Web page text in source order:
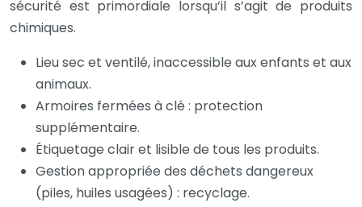
sécurité est primordiale lorsqu’il s’agit de produits
chimiques.
Lieu sec et ventilé, inaccessible aux enfants et aux
animaux.
Armoires fermées à clé : protection
supplémentaire.
Étiquetage clair et lisible de tous les produits.
Gestion appropriée des déchets dangereux
(piles, huiles usagées) : recyclage.